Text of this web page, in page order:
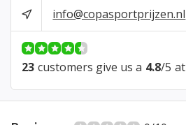
info@copasportprijzen.nl
23 customers give us a 4.8/5 at